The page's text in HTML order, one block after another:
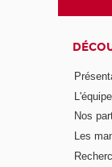
L'équipe
Nos
Les